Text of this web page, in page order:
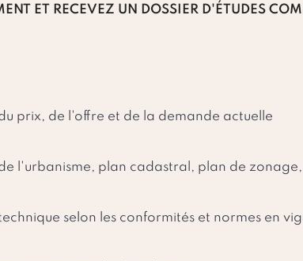
ET RECEVEZ UN DOSSIER D'ÉTUDES
prix, de l'offre et de la demande actuelle
l'urbanisme, plan cadastral, plan de
selon les conformités et normes en